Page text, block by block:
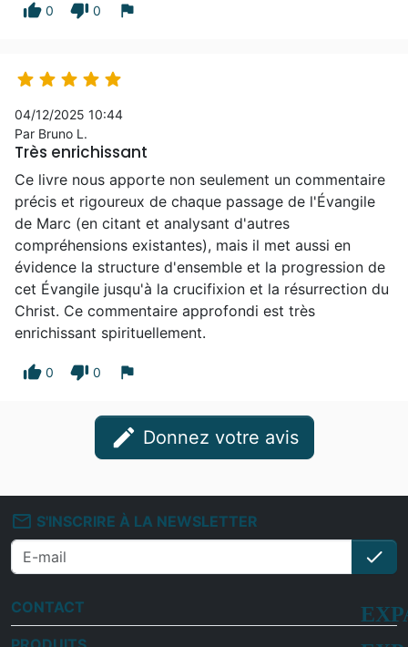
thumb_up 0 thumb_down 0 flag
    
04/12/2025 10:44
Par Bruno L.
Très enrichissant
Ce livre nous apporte non seulement un commentaire
précis et rigoureux de chaque passage de l'Évangile
de Marc (en citant et analysant d'autres
compréhensions existantes), mais il met aussi en
évidence la structure d'ensemble et la progression de
cet Évangile jusqu'à la crucifixion et la résurrection du
Christ. Ce commentaire approfondi est très
enrichissant spirituellement.
thumb_up 0 thumb_down 0 flag
edit Donnez votre avis
mail_outline S'INSCRIRE À LA NEWSLETTER
check
CONTACT